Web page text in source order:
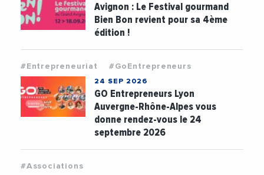
Avignon : Le Festival gourmand
Bien Bon revient pour sa 4ème
édition !
#Entrepreneuriat #GoEntrepreneurs
24 SEP 2026
GO Entrepreneurs Lyon
Auvergne-Rhône-Alpes vous
donne rendez-vous le 24
septembre 2026
#Associations